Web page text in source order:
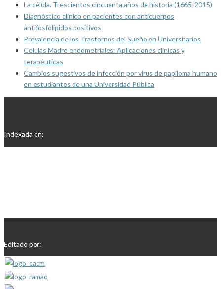
La célula. Trescientos cincuenta años de historia (1665-2015)
Diagnóstico clínico en pacientes con anticuerpos
antifosfolípidos positivos
Prevalencia de los Trastornos del Sueño en Universitarios
Células Madre endometriales: Aplicaciones clínicas y
terapéuticas
Cambios sugestivos de infección por virus de papiloma humano
en estudiantes de una Universidad Pública
Indexada en:
Editado por: